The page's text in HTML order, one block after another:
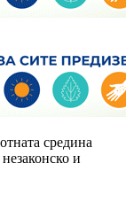
средина
и